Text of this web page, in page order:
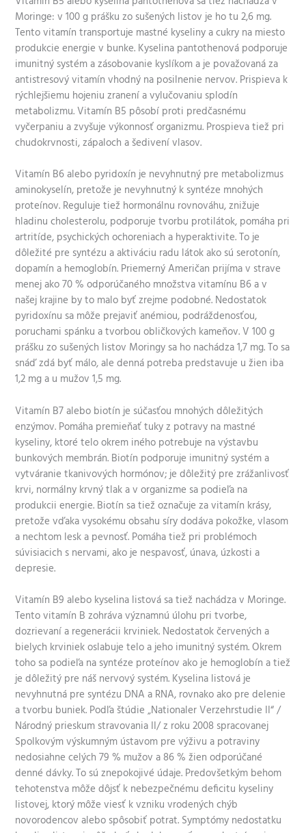
Moringe: v 100 g prášku zo sušených listov je ho tu 2,6 mg.
Tento vitamín transportuje mastné kyseliny a cukry na miesto
produkcie energie v bunke. Kyselina pantothenová podporuje
imunitný systém a zásobovanie kyslíkom a je považovaná za
antistresový vitamín vhodný na posilnenie nervov. Prispieva k
rýchlejšiemu hojeniu zranení a vylučovaniu splodín
metabolizmu. Vitamín B5 pôsobí proti predčasnému
vyčerpaniu a zvyšuje výkonnosť organizmu. Prospieva tiež pri
chudokrvnosti, zápaloch a šedivení vlasov.
Vitamín B6 alebo pyridoxín je nevyhnutný pre metabolizmus
aminokyselín, pretože je nevyhnutný k syntéze mnohých
proteínov. Reguluje tiež hormonálnu rovnováhu, znižuje
hladinu cholesterolu, podporuje tvorbu protilátok, pomáha pri
artritíde, psychických ochoreniach a hyperaktivite. To je
dôležité pre syntézu a aktiváciu radu látok ako sú serotonín,
dopamín a hemoglobín. Priemerný Američan prijíma v strave
menej ako 70 % odporúčaného množstva vitamínu B6 a v
našej krajine by to malo byť zrejme podobné. Nedostatok
pyridoxínu sa môže prejaviť anémiou, podráždenosťou,
poruchami spánku a tvorbou obličkových kameňov. V 100 g
prášku zo sušených listov Moringy sa ho nachádza 1,7 mg. To sa
snáď zdá byť málo, ale denná potreba predstavuje u žien iba
1,2 mg a u mužov 1,5 mg.
Vitamín B7 alebo biotín je súčasťou mnohých dôležitých
enzýmov. Pomáha premieňať tuky z potravy na mastné
kyseliny, ktoré telo okrem iného potrebuje na výstavbu
bunkových membrán. Biotín podporuje imunitný systém a
vytváranie tkanivových hormónov; je dôležitý pre zrážanlivosť
krvi, normálny krvný tlak a v organizme sa podieľa na
produkcii energie. Biotín sa tiež označuje za vitamín krásy,
pretože vďaka vysokému obsahu síry dodáva pokožke, vlasom
a nechtom lesk a pevnosť. Pomáha tiež pri problémoch
súvisiacich s nervami, ako je nespavosť, únava, úzkosti a
depresie.
Vitamín B9 alebo kyselina listová sa tiež nachádza v Moringe.
Tento vitamín B zohráva významnú úlohu pri tvorbe,
dozrievaní a regenerácii krviniek. Nedostatok červených a
bielych krviniek oslabuje telo a jeho imunitný systém. Okrem
toho sa podieľa na syntéze proteínov ako je hemoglobín a tiež
je dôležitý pre náš nervový systém. Kyselina listová je
nevyhnutná pre syntézu DNA a RNA, rovnako ako pre delenie
a tvorbu buniek. Podľa štúdie „Nationaler Verzehrstudie II“ /
Národný prieskum stravovania II/ z roku 2008 spracovanej
Spolkovým výskumným ústavom pre výživu a potraviny
nedosiahne celých 79 % mužov a 86 % žien odporúčané
denné dávky. To sú znepokojivé údaje. Predovšetkým behom
tehotenstva môže dôjsť k nebezpečnému deficitu kyseliny
listovej, ktorý môže viesť k vzniku vrodených chýb
novorodencov alebo spôsobiť potrat. Symptómy nedostatku